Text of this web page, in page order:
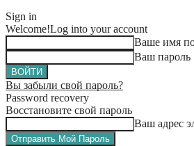
Sign in
Welcome!Log into your account
Ваше имя
Ваш пароль
Вы забыли свой пароль?
Password recovery
Восстановите свой пароль
Ваш адрес